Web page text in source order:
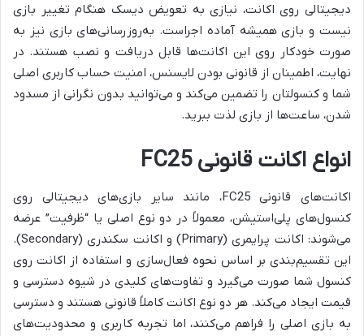
دیجیتالی روی اکانت، نیازی به تعویض دیسک هنگام تغییر بازی
نیست و بازی همیشه آماده اجراست. به‌روزرسانی‌های بازی نیز به
صورت خودکار روی این اکانت‌ها قابل دریافت و نصب هستند. در
نهایت، اطمینان از قانونی بودن لایسنس، امنیت حساب کاربری اصلی
شما و کنسولتان را تضمین می‌کند و می‌توانید بدون نگرانی از مسدود
شدن، ساعت‌ها از بازی لذت ببرید.
انواع اکانت قانونی FC25
اکانت‌های قانونی FC25، مانند سایر بازی‌های دیجیتالی روی
کنسول‌های پلی‌استیشن، معمولاً در دو نوع اصلی یا “ظرفیت” عرضه
می‌شوند: اکانت پرایمری (Primary) و اکانت سکندری (Secondary).
این تقسیم‌بندی بر اساس نحوه فعال‌سازی و استفاده از اکانت روی
کنسول شما صورت می‌گیرد و تفاوت‌های کلیدی در شیوه دسترسی و
قیمت ایجاد می‌کند. هر دو نوع اکانت کاملاً قانونی هستند و دسترسی
به بازی اصلی را فراهم می‌کنند، اما تجربه کاربری و محدودیت‌های